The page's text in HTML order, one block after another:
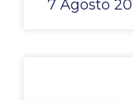
7 Agosto